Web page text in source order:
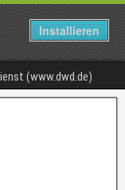
Installieren
(www.dwd.de)